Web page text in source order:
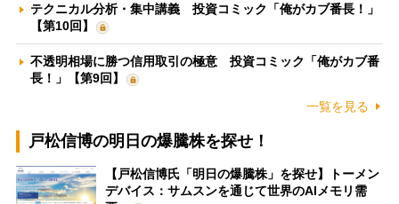
テクニカル分析・集中講義 投資コミック「俺がカブ番長！」
【第10回】
不透明相場に勝つ信用取引の極意 投資コミック「俺がカブ番
長！」【第9回】
一覧を見る
戸松信博の明日の爆騰株を探せ！
【戸松信博氏「明日の爆騰株」を探せ】トーメン
デバイス：サムスンを通じて世界のAIメモリ需